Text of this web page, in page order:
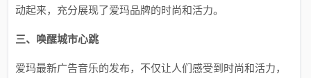
动起来，充分展现了爱玛品牌的时尚和活力。
三、唤醒城市心跳
爱玛最新广告音乐的发布，不仅让人们感受到时尚和活力，